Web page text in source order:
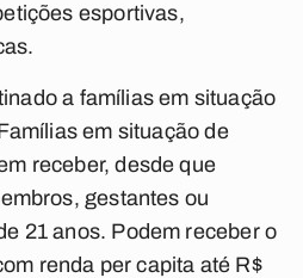
esportivas,
a famílias em situação
em situação de
receber, desde que
gestantes ou
21 anos. Podem receber o
renda per capita até R$